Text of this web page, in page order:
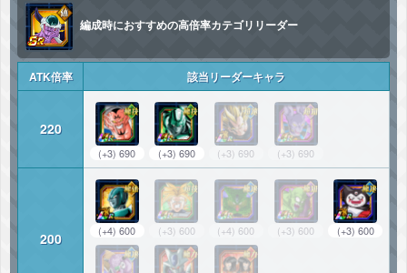
編成時におすすめの高倍率カテゴリリーダー
ATK倍率 該当リーダーキャラ
220
(+3) 690 (+3) 690 (+3) 690 (+3) 690
200 (+4) 600 (+3) 600 (+4) 600 (+3) 600 (+3) 600